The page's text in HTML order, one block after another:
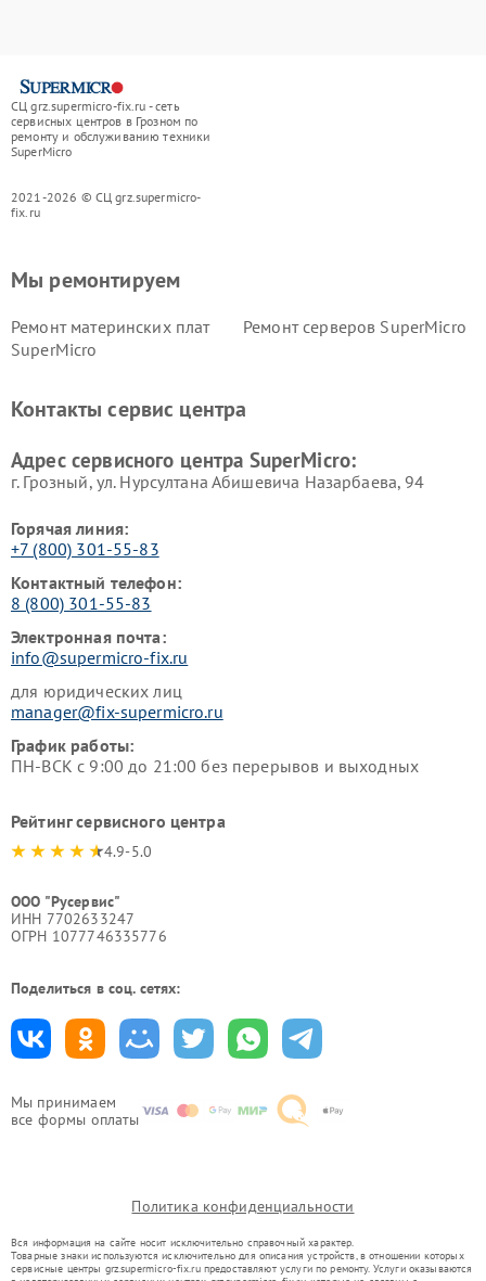
СЦ grz.supermicro-fix.ru - сеть
сервисных центров в Грозном по
ремонту и обслуживанию техники
SuperMicro
2021-2026 © СЦ grz.supermicro-
fix.ru
Мы принимаем
все формы оплаты
Мы ремонтируем
Ремонт материнских плат
SuperMicro
Ремонт серверов SuperMicro
Контакты сервис центра
Адрес сервисного центра SuperMicro:
г. Грозный, ул. Нурсултана Абишевича Назарбаева, 94
Горячая линия:
+7 (800) 301-55-83
Контактный телефон:
8 (800) 301-55-83
Электронная почта:
info@supermicro-fix.ru
для юридических лиц
manager@fix-supermicro.ru
График работы:
ПН-ВСК с 9:00 до 21:00 без перерывов и выходных
Рейтинг сервисного центра
4.9-5.0
ООО "Русервис"
ИНН 7702633247
ОГРН 1077746335776
Поделиться в соц. сетях:
Политика конфиденциальности
Вся информация на сайте носит исключительно справочный характер.
Товарные знаки используются исключительно для описания устройств, в отношении которых
сервисные центры grz.supermicro-fix.ru предоставляют услуги по ремонту. Услуги оказываются